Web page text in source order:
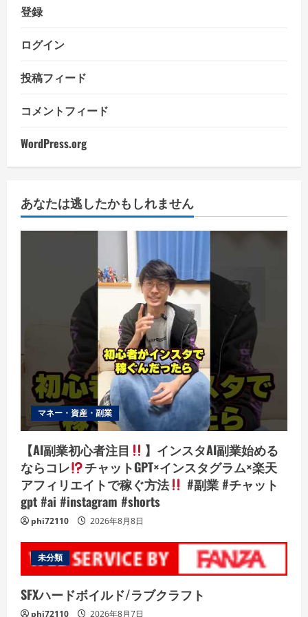
登録
ログイン
投稿フィード
コメントフィード
WordPress.org
あなたは逃したかもしれません
マネー・資産・副業
【AI副業初心者注目
】インスタAI副業始める
ならコレ
チャットGPT×インスタグラム×楽天
アフィリエイトで稼ぐ方法
#副業 #チャット
gpt #ai #instagram #shorts
phi72110 2026年8月8日
未分類
SFXハードボイルド/ラブクラフト
phi72110 2026年8月7日